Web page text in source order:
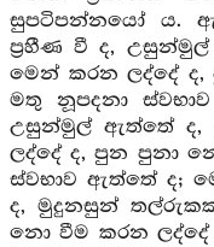
සුපටිපන්නයෝ ය.
ප්‍රහීණ වී ද,
මෙන් කරන ලද්දේ
මතු නූපදනා
උසුන්මුල් ඇත්තේ
ලද්දේ ද, පුන පුනා
ස්වභාව ඇත්තේ ද;
ද, මුදුනසුන්
නො වීම කරන ලද්දේ